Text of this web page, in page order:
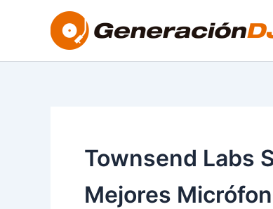
Townsend Labs
Mejores